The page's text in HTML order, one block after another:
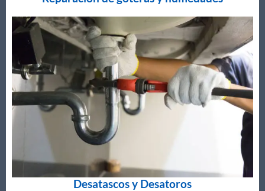
Desatascos y Desatoros